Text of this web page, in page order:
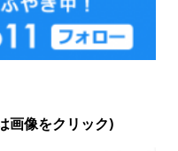
画像をクリック)